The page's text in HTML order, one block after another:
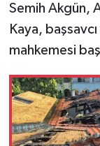
Semih Akgün,
Kaya,
mahkemesi